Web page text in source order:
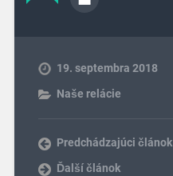
19. septembra 2018
Naše relácie
Predchádzajúci článok
Ďalší článok